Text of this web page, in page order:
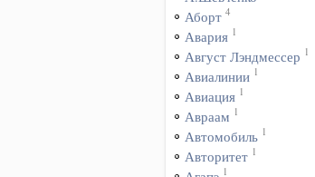
Аборт 4
Авария 1
Август Лэндмессер 1
Авиалинии 1
Авиация 1
Авраам 1
Автомобиль 1
Авторитет 1
1